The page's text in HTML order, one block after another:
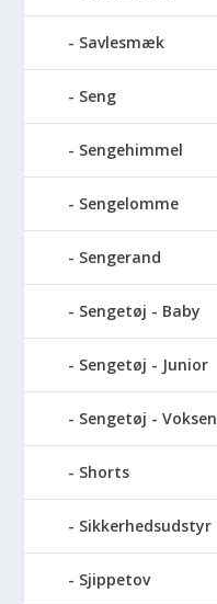
Savlesmæk
Seng
Sengehimmel
Sengelomme
Sengerand
Sengetøj - Baby
Sengetøj - Junior
Sengetøj - Voksen
Shorts
Sikkerhedsudstyr
Sjippetov